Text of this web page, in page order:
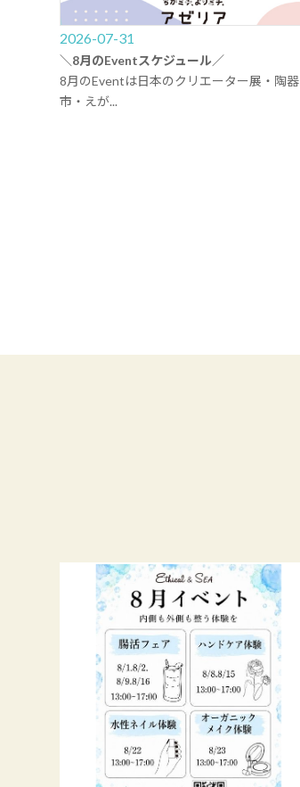
2026-07-31
＼8月のEventスケジュール／
8月のEventは日本のクリエーター展・陶器
市・えが...